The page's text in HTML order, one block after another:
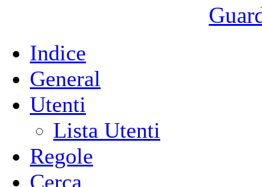
Indice
General
Utenti
Lista Utenti
Regole
Cerca